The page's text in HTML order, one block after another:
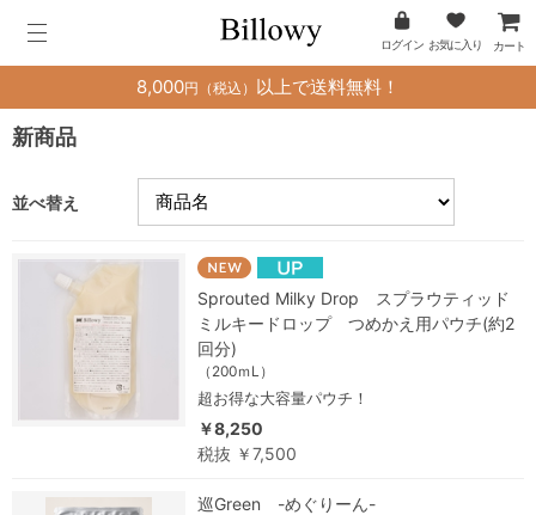
ログイン お気に入り カート
8,000円（税込） 以上で送料無料！
新商品
並べ替え
Sprouted Milky Drop スプラウティッド
ミルキードロップ つめかえ用パウチ(約2
回分)
（200ｍL）
超お得な大容量パウチ！
￥8,250
税抜 ￥7,500
巡Green -めぐりーん-